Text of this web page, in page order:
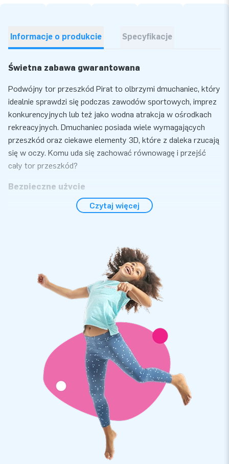
Informacje o produkcie Specyfikacje
Świetna zabawa gwarantowana
Podwójny tor przeszkód Pirat to olbrzymi dmuchaniec, który
idealnie sprawdzi się podczas zawodów sportowych, imprez
konkurencyjnych lub też jako wodna atrakcja w ośrodkach
rekreacyjnych. Dmuchaniec posiada wiele wymagających
przeszkód oraz ciekawe elementy 3D, które z daleka rzucają
się w oczy. Komu uda się zachować równowagę i przejść
cały tor przeszkód?
Bezpieczne użycie
Dla firmy JB-dmuchańce najważniejsze jest bezpieczeństwo
wyposażyliśmy je w specjalne uchwyty, które ułatwią
mocowanie dmuchańca na wodzie oraz w drążki dla
dodatkowego bezpieczeństwa. Przy zakupie wodnych
atrakcji otrzymasz dmuchawę, instrukcję obsługi, certyfikat
bezpieczeństwa oraz materiał mocujący. Kompletny zestwa,
Najwyższa jakość
Wszystkie wodne atrakcje od Jb wyprodukowane są z PVC
680g/m2. Dzięki czemu są one wyjątkowo mocne i trwałe w
użyciu oraz łatwo utrzymać je w czystości. Dodatowo
pokryte są one warstwą zabezpieczającą dmuchańca przed
chlorem i wodą. Podwójny tor przeszkód Pirat objęty jest
Już ponad 15 tys. klientów wybrało JB
W jaki sposób JB już od ponad 15 lat sprawia, że ludzie na
Czytaj więcej